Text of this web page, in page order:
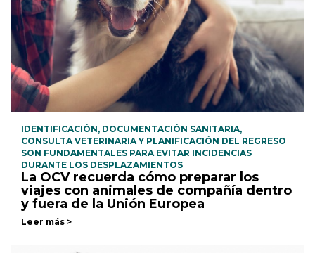
IDENTIFICACIÓN, DOCUMENTACIÓN SANITARIA,
CONSULTA VETERINARIA Y PLANIFICACIÓN DEL REGRESO
SON FUNDAMENTALES PARA EVITAR INCIDENCIAS
DURANTE LOS DESPLAZAMIENTOS
La OCV recuerda cómo preparar los
viajes con animales de compañía dentro
y fuera de la Unión Europea
Leer más >